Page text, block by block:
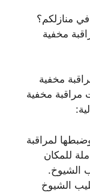
منازلكم؟
مخفية
مخفية
مخفية
لمراقبة
للمكان
الشيوخ.
الشيوخ